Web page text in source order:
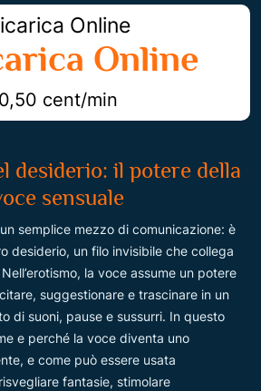
Online
Online
0,50 cent/min
desiderio: il potere della
sensuale
semplice mezzo di comunicazione: è
desiderio, un filo invisibile che collega
la voce assume un potere
suggestionare e trascinare in un
di suoni, pause e sussurri. In questo
e perché la voce diventa uno
e come può essere usata
fantasie, stimolare